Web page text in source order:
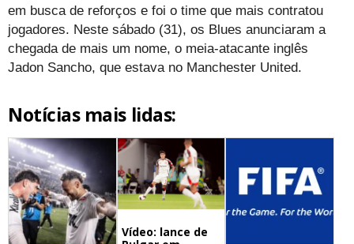
em busca de reforços e foi o time que mais contratou
jogadores. Neste sábado (31), os Blues anunciaram a
chegada de mais um nome, o meia-atacante inglês
Jadon Sancho, que estava no Manchester United.
Notícias mais lidas:
Vídeo: lance de